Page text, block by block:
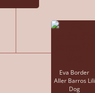
Eva Border
Aller Barros Lili
Dog